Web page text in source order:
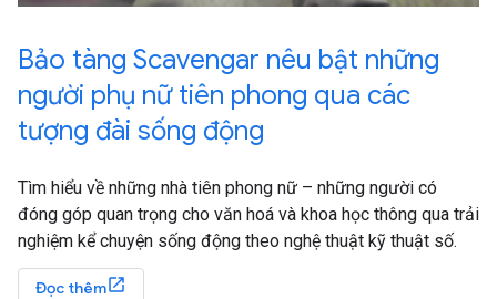
Bảo tàng Scavengar nêu bật những
người phụ nữ tiên phong qua các
tượng đài sống động
Tìm hiểu về những nhà tiên phong nữ – những người có
đóng góp quan trọng cho văn hoá và khoa học thông qua trải
nghiệm kể chuyện sống động theo nghệ thuật kỹ thuật số.
Đọc thêm